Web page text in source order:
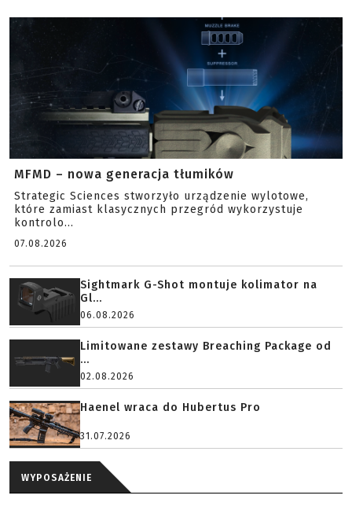
MFMD – nowa generacja tłumików
Strategic Sciences stworzyło urządzenie wylotowe,
które zamiast klasycznych przegród wykorzystuje
kontrolo...
07.08.2026
Sightmark G-Shot montuje kolimator na
Gl...
06.08.2026
Limitowane zestawy Breaching Package od
...
02.08.2026
Haenel wraca do Hubertus Pro
31.07.2026
WYPOSAŻENIE